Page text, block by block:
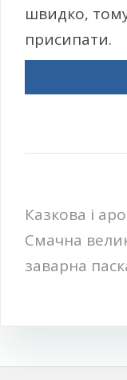
швидко,
присипати.
записів
Казкова і
Смачна
заварна